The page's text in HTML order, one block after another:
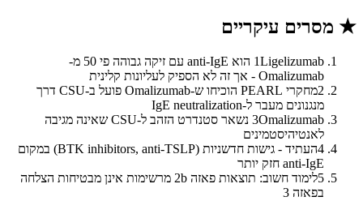
★ מסרים עיקריים
1
Ligelizumab הוא anti-IgE עם זיקה גבוהה פי 50 מ-
Omalizumab - אך זה לא הספיק לעליונות קלינית
2
מחקרי PEARL הוכיחו ש-Omalizumab פועל ב-CSU דרך
מנגנונים מעבר ל-IgE neutralization
3
Omalizumab נשאר סטנדרט הזהב ל-CSU שאינה מגיבה
לאנטיהיסטמינים
4
העתיד - גישות חדשניות (BTK inhibitors, anti-TSLP) במקום
anti-IgE חזק יותר
5
לימוד חשוב: תוצאות פאזה 2b מרשימות אינן מבטיחות הצלחה
בפאזה 3